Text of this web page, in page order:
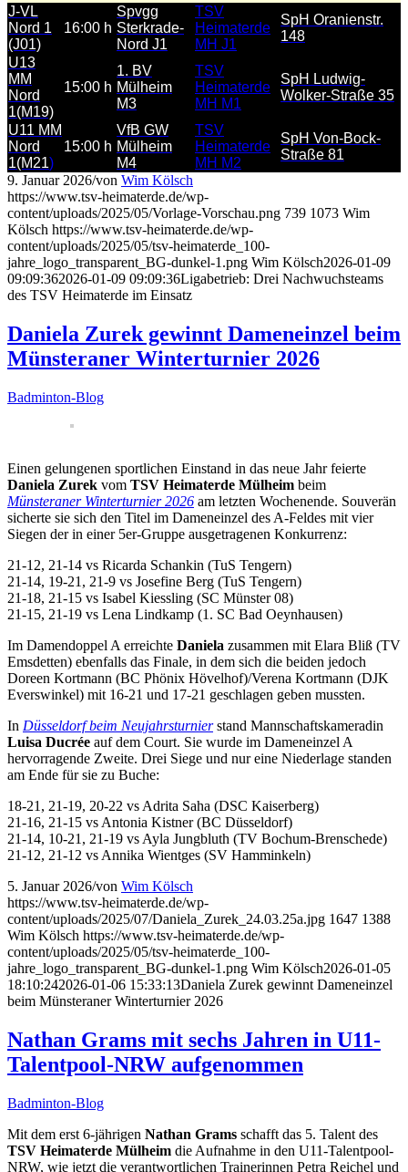
J-VL
Nord 1
(J01)
16:00 h
Spvgg
Sterkrade-
Nord J1
TSV
Heimaterde
MH J1
SpH Oranienstr.
148
U13
MM
Nord
1(M19)
15:00 h
1. BV
Mülheim
M3
TSV
Heimaterde
MH M1
SpH Ludwig-
Wolker-Straße 35
U11 MM
Nord
1(M21)
15:00 h
VfB GW
Mülheim
M4
TSV
Heimaterde
MH M2
SpH Von-Bock-
Straße 81
9. Januar 2026/von Wim Kölsch
https://www.tsv-heimaterde.de/wp-
content/uploads/2025/05/Vorlage-Vorschau.png 739 1073 Wim
Kölsch https://www.tsv-heimaterde.de/wp-
content/uploads/2025/05/tsv-heimaterde_100-
jahre_logo_transparent_BG-dunkel-1.png Wim Kölsch2026-01-09
09:09:362026-01-09 09:09:36Ligabetrieb: Drei Nachwuchsteams
des TSV Heimaterde im Einsatz
Daniela Zurek gewinnt Dameneinzel beim
Münsteraner Winterturnier 2026
Badminton-Blog
Einen gelungenen sportlichen Einstand in das neue Jahr feierte
Daniela Zurek vom TSV Heimaterde Mülheim beim
Münsteraner Winterturnier 2026 am letzten Wochenende. Souverän
sicherte sie sich den Titel im Dameneinzel des A-Feldes mit vier
Siegen der in einer 5er-Gruppe ausgetragenen Konkurrenz:
21-12, 21-14 vs Ricarda Schankin (TuS Tengern)
21-14, 19-21, 21-9 vs Josefine Berg (TuS Tengern)
21-18, 21-15 vs Isabel Kiessling (SC Münster 08)
21-15, 21-19 vs Lena Lindkamp (1. SC Bad Oeynhausen)
Im Damendoppel A erreichte Daniela zusammen mit Elara Bliß (TV
Emsdetten) ebenfalls das Finale, in dem sich die beiden jedoch
Doreen Kortmann (BC Phönix Hövelhof)/Verena Kortmann (DJK
Everswinkel) mit 16-21 und 17-21 geschlagen geben mussten.
In Düsseldorf beim Neujahrsturnierstand Mannschaftskameradin
Luisa Ducrée auf dem Court. Sie wurde im Dameneinzel A
hervorragende Zweite. Drei Siege und nur eine Niederlage standen
am Ende für sie zu Buche:
18-21, 21-19, 20-22 vs Adrita Saha (DSC Kaiserberg)
21-16, 21-15 vs Antonia Kistner (BC Düsseldorf)
21-14, 10-21, 21-19 vs Ayla Jungbluth (TV Bochum-Brenschede)
21-12, 21-12 vs Annika Wientges (SV Hamminkeln)
5. Januar 2026/von Wim Kölsch
https://www.tsv-heimaterde.de/wp-
content/uploads/2025/07/Daniela_Zurek_24.03.25a.jpg 1647 1388
Wim Kölsch https://www.tsv-heimaterde.de/wp-
content/uploads/2025/05/tsv-heimaterde_100-
jahre_logo_transparent_BG-dunkel-1.png Wim Kölsch2026-01-05
18:10:242026-01-06 15:33:13Daniela Zurek gewinnt Dameneinzel
beim Münsteraner Winterturnier 2026
Nathan Grams mit sechs Jahren in U11-
Talentpool-NRW aufgenommen
Badminton-Blog
Mit dem erst 6-jährigen Nathan Grams schafft das 5. Talent des
TSV Heimaterde Mülheim die Aufnahme in den U11-Talentpool-
NRW, wie jetzt die verantwortlichen Trainerinnen Petra Reichel und